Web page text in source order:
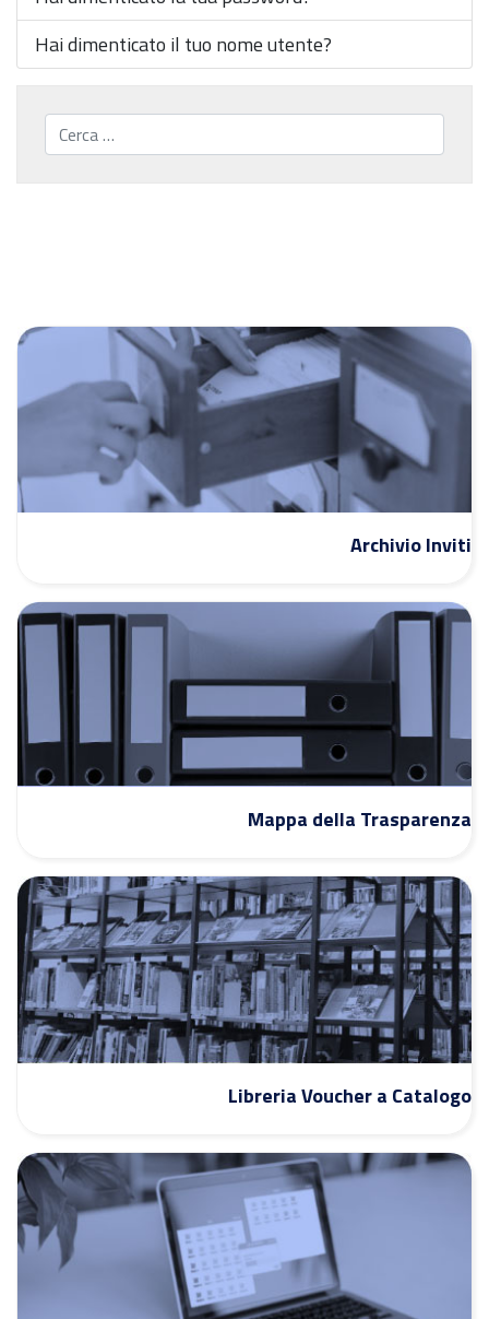
Hai dimenticato il tuo nome utente?
Cerca...
Archivio Inviti
Mappa della Trasparenza
Libreria Voucher a Catalogo